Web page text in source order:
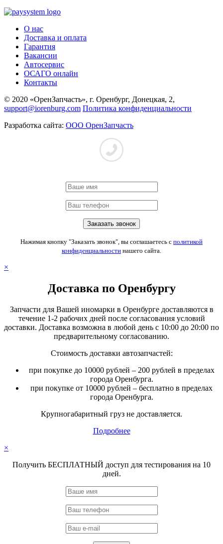
О нас
Доставка и оплата
Гарантия
Вакансии
Автосервис
ОСАГО онлайн
Контакты
© 2020 «ОренЗапчасть», г. Оренбург, Донецкая, 2,
support@iorenburg.com Политика конфиденциальности
Разработка сайта: ООО ОренЗапчасть
Нажимая кнопку "Заказать звонок", вы соглашаетесь с политикой
конфиденциальности нашего сайта.
×
Доставка по Оренбургу
Запчасти для Вашей иномарки в Оренбурге доставляются в
течение 1-2 рабочих дней после согласования условий
доставки. Доставка возможна в любой день с 10:00 до 20:00 по
предварительному согласованию.
Стоимость доставки автозапчастей:
при покупке до 10000 рублей – 200 рублей в пределах
города Оренбурга.
при покупке от 10000 рублей – бесплатно в пределах
города Оренбурга.
Крупногабаритный груз не доставляется.
Подробнее
×
Получить БЕСПЛАТНЫЙ доступ для тестирования на 10
дней.